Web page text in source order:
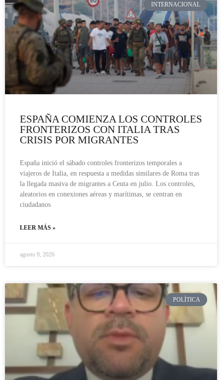
INTERNACIONAL
ESPAÑA COMIENZA LOS CONTROLES
FRONTERIZOS CON ITALIA TRAS
CRISIS POR MIGRANTES
España inició el sábado controles fronterizos temporales a
viajeros de Italia, en respuesta a medidas similares de Roma tras
la llegada masiva de migrantes a Ceuta en julio. Los controles,
aleatorios en conexiones aéreas y marítimas, se centran en
ciudadanos
LEER MÁS »
agosto 9, 2026
POLÍTICA